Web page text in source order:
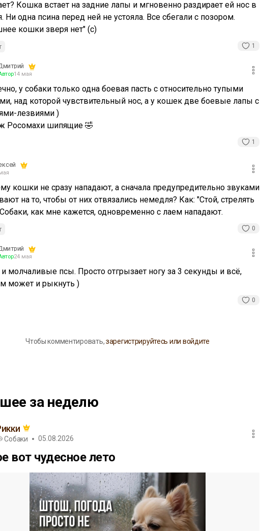
Кошка встает на задние лапы и мгновенно раздирает ей нос в
Ни одна псина перед ней не устояла. Все сбегали с позором.
кошки зверя нет" (с)
1
14 мая
у собаки только одна боевая пасть с относительно тупыми
над которой чувствительный нос, а у кошек две боевые лапы с
лезвиями )
Росомахи шипящие 🤣
1
кошки не сразу нападают, а сначала предупредительно звуками
на то, чтобы от них отвязались немедля? Как: "Стой, стрелять
как мне кажется, одновременно с лаем нападают.
0
24 мая
и молчаливые псы. Просто отгрызает ногу за 3 секунды и всё,
может и рыкнуть )
0
Чтобы комментировать,зарегистрируйтесь или войдите
за неделю
Собаки 05.08.2026
вот чудесное лето